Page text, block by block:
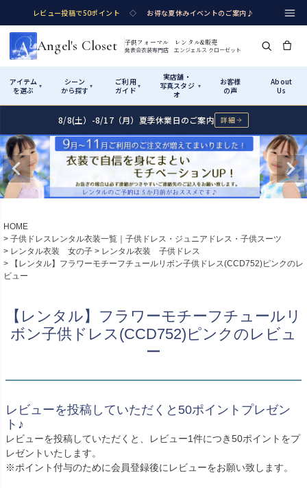
レビュー投稿で50ポイント ◇ お得な夏休みイベントのご案内♪
Angel's Closet 子供フォーマル レンタル&販売
発表会衣装専門店 エンジェルス クローゼット
アイテム
を選ぶ
▾
シーン
から探す ▾
ご利用
ガイド ▾
実店舗・
写真スタジ
オ
▾
お客様
の声
About
Us
Shop by Category アイテムから探す
カテゴリ詳細→ サイズで選ぶ→
Rentalレンタル
七五三着物 シューズ
アウター レディース
Sale販売
Shop by Occasion シーンから探す
性別・サイズで絞り込む→
Season Best
Recital & Concours Wedding
スト
How It Works ご利用ガイド
Startはじめに
01
02 サイズの選び方
測り方と目安
創業2003年からの想い
Rental レンタル
04 レンタルのご案内
05 レンタルの流れ
4ステップで簡単
06 あんしんパック
汚れ・キズ・破損の補償
Visit Us 実店舗・写真スタジオ
実店舗 つくば店
茨城県土浦市大町14-16-1F
10:00–18:00（完全予約制）
定休 月曜日
8/8(土）-8/17（月）夏季休業日のご案内 詳細
HOME
子供ドレスレンタル衣装一覧｜子供ドレス・ジュニアドレス・子供スーツ
レンタル衣装 女の子
レンタル衣装 子供ドレス
【レンタル】フラワーモチーフチュールリボン子供ドレス(CCD752)ピンクのレ
ビュー
【レンタル】フラワーモチーフチュールリ
ボン子供ドレス(CCD752)ピンクのレビュ
ー
レビューを投稿していただくと50ポイントプレゼン
ト♪
レビューを投稿していただくと、レビュー1件につき50ポイントをプ
レゼントいたします。
※ポイント付与のために会員登録後にレビューをお願い致します。